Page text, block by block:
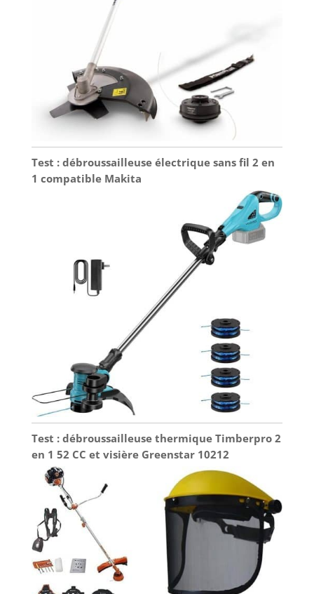
Test : débroussailleuse électrique sans fil 2 en
1 compatible Makita
Test : débroussailleuse thermique Timberpro 2
en 1 52 CC et visière Greenstar 10212